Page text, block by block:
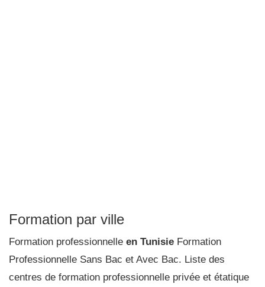
Formation par ville
Formation professionnelle en Tunisie Formation
Professionnelle Sans Bac et Avec Bac. Liste des
centres de formation professionnelle privée et étatique